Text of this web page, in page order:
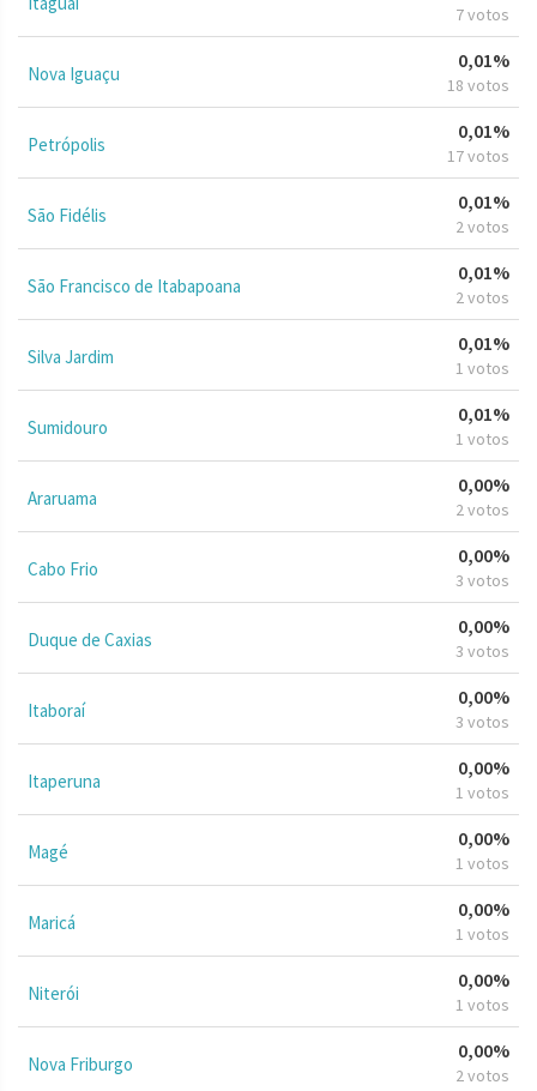
7 votos
Nova Iguaçu
0,01%
18 votos
Petrópolis
0,01%
17 votos
São Fidélis
0,01%
2 votos
São Francisco de Itabapoana
0,01%
2 votos
Silva Jardim
0,01%
1 votos
Sumidouro
0,01%
1 votos
Araruama
0,00%
2 votos
Cabo Frio
0,00%
3 votos
Duque de Caxias
0,00%
3 votos
Itaboraí
0,00%
3 votos
Itaperuna
0,00%
1 votos
Magé
0,00%
1 votos
Maricá
0,00%
1 votos
Niterói
0,00%
1 votos
Nova Friburgo
0,00%
2 votos